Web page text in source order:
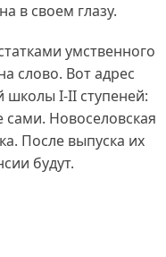
в своем глазу.
умственного
слово. Вот адрес
І-IІ ступеней:
Новоселовская
После выпуска их
будут.